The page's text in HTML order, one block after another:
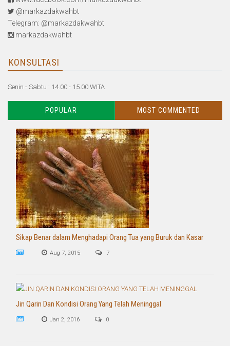
@markazdakwahbt
Telegram: @markazdakwahbt
markazdakwahbt
KONSULTASI
Senin - Sabtu : 14.00 - 15.00 WITA
POPULAR MOST COMMENTED
Sikap Benar dalam Menghadapi Orang Tua yang Buruk dan Kasar
Aug 7, 2015 7
Jin Qarin Dan Kondisi Orang Yang Telah Meninggal
Jan 2, 2016 0